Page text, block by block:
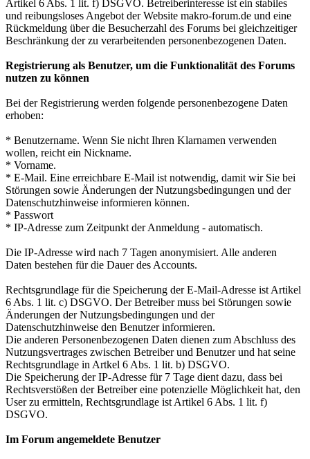
Artikel 6 Abs. 1 lit. f) DSGVO. Betreiberinteresse ist ein stabiles
und reibungsloses Angebot der Website makro-forum.de und eine
Rückmeldung über die Besucherzahl des Forums bei gleichzeitiger
Beschränkung der zu verarbeitenden personenbezogenen Daten.
Registrierung als Benutzer, um die Funktionalität des Forums
nutzen zu können
Bei der Registrierung werden folgende personenbezogene Daten
erhoben:
* Benutzername. Wenn Sie nicht Ihren Klarnamen verwenden
wollen, reicht ein Nickname.
* Vorname.
* E-Mail. Eine erreichbare E-Mail ist notwendig, damit wir Sie bei
Störungen sowie Änderungen der Nutzungsbedingungen und der
Datenschutzhinweise informieren können.
* Passwort
* IP-Adresse zum Zeitpunkt der Anmeldung - automatisch.
Die IP-Adresse wird nach 7 Tagen anonymisiert. Alle anderen
Daten bestehen für die Dauer des Accounts.
Rechtsgrundlage für die Speicherung der E-Mail-Adresse ist Artikel
6 Abs. 1 lit. c) DSGVO. Der Betreiber muss bei Störungen sowie
Änderungen der Nutzungsbedingungen und der
Datenschutzhinweise den Benutzer informieren.
Die anderen Personenbezogenen Daten dienen zum Abschluss des
Nutzungsvertrages zwischen Betreiber und Benutzer und hat seine
Rechtsgrundlage in Artkel 6 Abs. 1 lit. b) DSGVO.
Die Speicherung der IP-Adresse für 7 Tage dient dazu, dass bei
Rechtsverstößen der Betreiber eine potenzielle Möglichkeit hat, den
User zu ermitteln, Rechtsgrundlage ist Artikel 6 Abs. 1 lit. f)
DSGVO.
Im Forum angemeldete Benutzer